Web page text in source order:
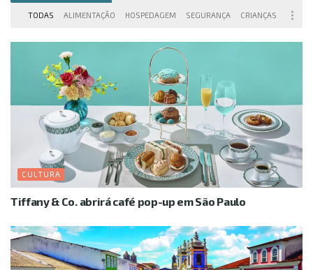
TODAS ALIMENTAÇÃO HOSPEDAGEM SEGURANÇA CRIANÇAS
CULTURA
Tiffany & Co. abrirá café pop-up em São Paulo